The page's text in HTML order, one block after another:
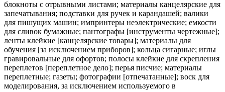
блокноты с отрывными листами; материалы канцелярские для
запечатывания; подставки для ручек и карандашей; валики
для пишущих машин; импринтеры неэлектрические; емкости
для сливок бумажные; пантографы [инструменты чертежные];
ленты клейкие [канцелярские товары]; материалы для
обучения [за исключением приборов]; кольца сигарные; иглы
гравировальные для офортов; полосы клейкие для скрепления
переплетов [переплетное дело]; перья писчие; материалы
переплетные; газеты; фотографии [отпечатанные]; воск для
моделирования, за исключением используемого в